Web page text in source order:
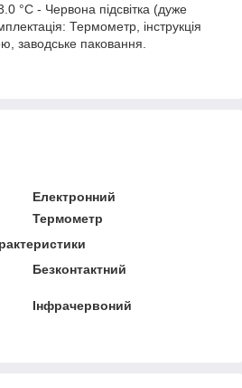
°C - Червона підсвітка (дуже
Термометр, інструкція
заводське паковання.
Електронний
Термометр
Безконтактний
Інфрачервоний